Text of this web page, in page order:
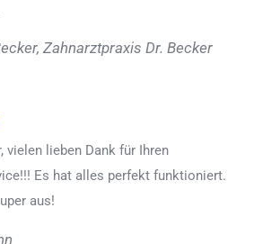
Zahnarztpraxis Dr. Becker
vielen lieben Dank für Ihren
Es hat alles perfekt funktioniert.
aus!